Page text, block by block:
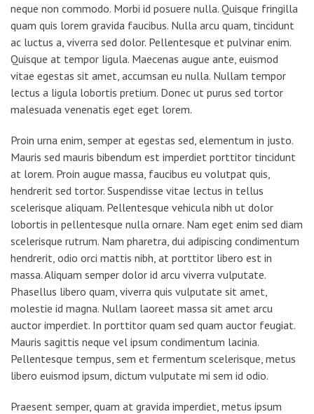
neque non commodo. Morbi id posuere nulla. Quisque fringilla
quam quis lorem gravida faucibus. Nulla arcu quam, tincidunt
ac luctus a, viverra sed dolor. Pellentesque et pulvinar enim.
Quisque at tempor ligula. Maecenas augue ante, euismod
vitae egestas sit amet, accumsan eu nulla. Nullam tempor
lectus a ligula lobortis pretium. Donec ut purus sed tortor
malesuada venenatis eget eget lorem.
Proin urna enim, semper at egestas sed, elementum in justo.
Mauris sed mauris bibendum est imperdiet porttitor tincidunt
at lorem. Proin augue massa, faucibus eu volutpat quis,
hendrerit sed tortor. Suspendisse vitae lectus in tellus
scelerisque aliquam. Pellentesque vehicula nibh ut dolor
lobortis in pellentesque nulla ornare. Nam eget enim sed diam
scelerisque rutrum. Nam pharetra, dui adipiscing condimentum
hendrerit, odio orci mattis nibh, at porttitor libero est in
massa. Aliquam semper dolor id arcu viverra vulputate.
Phasellus libero quam, viverra quis vulputate sit amet,
molestie id magna. Nullam laoreet massa sit amet arcu
auctor imperdiet. In porttitor quam sed quam auctor feugiat.
Mauris sagittis neque vel ipsum condimentum lacinia.
Pellentesque tempus, sem et fermentum scelerisque, metus
libero euismod ipsum, dictum vulputate mi sem id odio.
Praesent semper, quam at gravida imperdiet, metus ipsum